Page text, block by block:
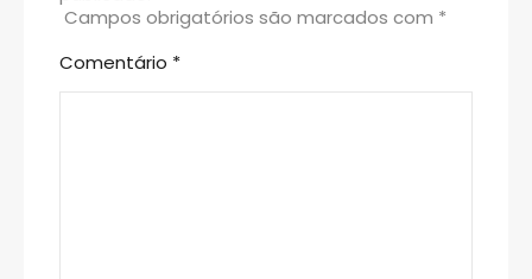
Campos obrigatórios são marcados com *
Comentário *